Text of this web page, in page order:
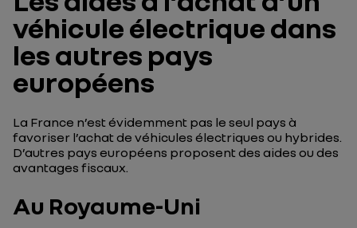
véhicule électrique dans
les autres pays
européens
La France n’est évidemment pas le seul pays à
favoriser l’achat de véhicules électriques ou hybrides.
D’autres pays européens proposent des aides ou des
avantages fiscaux.
Au Royaume-Uni